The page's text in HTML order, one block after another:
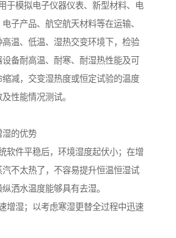
于模拟电子仪器仪表、新型材料、电
子产品、航空航天材料等在运输、
温、低温、湿热交变环境下，检验
备耐高温、耐寒、耐湿热性能及可
减，交变湿热度或恒定试验的温度
性能情况测试。
湿的优势
软件平稳后，环境湿度起伏小；在增
不太热了，不容易提升恒温恒湿试
洒水温度能够具有去湿。
增湿；以考虑寒湿更替全过程中迅速